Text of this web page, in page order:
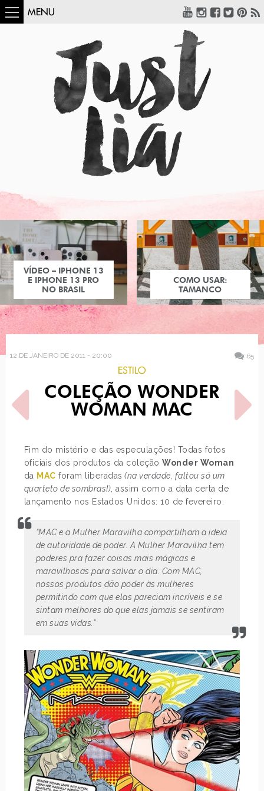
MENU
COMO USAR:
TAMANCO
12 DE JANEIRO DE 2011 - 20:00 65
ESTILO
COLEÇÃO WONDER
WOMAN MAC
Fim do mistério e das especulações! Todas fotos
oficiais dos produtos da coleçãoWonder Woman
da MAC foram liberadas (na verdade, faltou só um
quarteto de sombras!) , assim como a data certa de
lançamento nos Estados Unidos: 10 de fevereiro.
“MAC e a Mulher Maravilha compartilham a ideia
de autoridade de poder. A Mulher Maravilha tem
poderes pra fazer coisas mais mágicas e
maravilhosas para salvar o dia. Com MAC,
nossos produtos dão poder às mulheres
permitindo com que elas pareciam incríveis e se
sintam melhores do que elas jamais se sentiram
em suas vidas.”
POST ANTERIOR
COMO USAR: ESPADRILHA
PRÓXIMO POST
BOLETA